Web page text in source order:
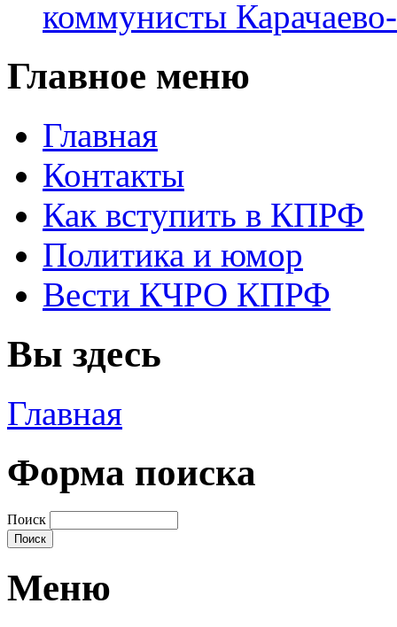
коммунисты
Главное меню
Главная
Контакты
Как вступить в КПРФ
Политика и юмор
Вести КЧРО КПРФ
Вы здесь
Главная
Форма поиска
Поиск
Меню